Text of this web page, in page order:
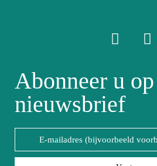
Ophefbaar Niet-
Abonneer u
nieuwsbrief